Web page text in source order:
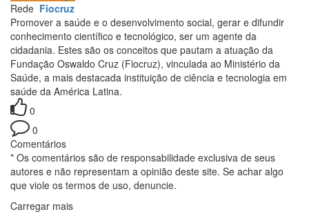
Rede Fiocruz
Promover a saúde e o desenvolvimento social, gerar e difundir
conhecimento científico e tecnológico, ser um agente da
cidadania. Estes são os conceitos que pautam a atuação da
Fundação Oswaldo Cruz (Fiocruz), vinculada ao Ministério da
Saúde, a mais destacada instituição de ciência e tecnologia em
saúde da América Latina.
0
0
Comentários
* Os comentários são de responsabilidade exclusiva de seus
autores e não representam a opinião deste site. Se achar algo
que viole os termos de uso, denuncie.
Carregar mais